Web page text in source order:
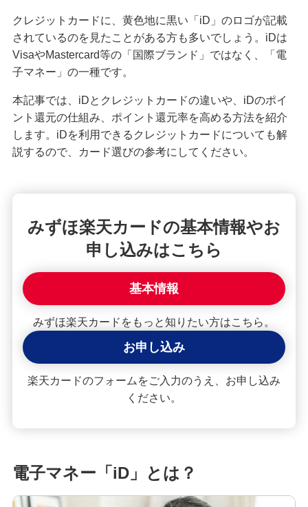
クレジットカードの更新時にするべきことは？新
しいカードが届かない原因も解説
クレジットカードの利用限度額はどう決まる？仕
組みや確認方法、増やす方法を紹介
クレジットカードが使えない！よくある原因や解
決策を紹介
クレジットカードの住所変更手続を紹介！タイミ
ングや変更しないリスクも解説
クレジットカードで分割払い・あとから分割を利
用する手順は？手数料やメリットも紹介
2枚目のクレジットカードを持つメリット・デメリ
ットは？選び方や使い分けも解説
クレジットカードの引き落とし日（支払日）はい
つ？締め日との関係や注意点を解説
クレジットカードの請求元を調べる方法！明細書
クレジットカードは何歳から申し込みが可能？審
査に不安なときの対処法も紹介
クレジットカードに、黄色地に黒い「iD」のロゴが記載
されているのを見たことがある方も多いでしょう。iDは
VisaやMastercard等の「国際ブランド」ではなく、「電
子マネー」の一種です。
本記事では、iDとクレジットカードの違いや、iDのポイ
ント還元の仕組み、ポイント還元率を高める方法を紹介
します。iDを利用できるクレジットカードについても解
説するので、カード選びの参考にしてください。
みずほ楽天カードの基本情報やお
申し込みはこちら
基本情報
みずほ楽天カードをもっと知りたい方はこちら。
お申し込み
楽天カードのフォームをご入力のうえ、お申し込み
ください。
電子マネー「iD」とは？